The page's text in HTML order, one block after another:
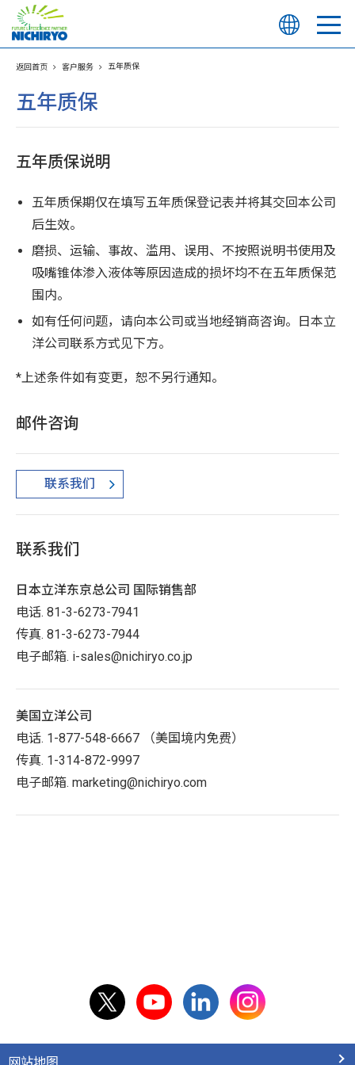
返回首页 客户服务 五年质保
五年质保
五年质保说明
五年质保期仅在填写五年质保登记表并将其交回本公司
后生效。
磨损、运输、事故、滥用、误用、不按照说明书使用及
吸嘴锥体渗入液体等原因造成的损坏均不在五年质保范
围内。
如有任何问题，请向本公司或当地经销商咨询。日本立
洋公司联系方式见下方。
*上述条件如有变更，恕不另行通知。
邮件咨询
联系我们
联系我们
日本立洋东京总公司 国际销售部
电话. 81-3-6273-7941
传真. 81-3-6273-7944
电子邮箱. i-sales@nichiryo.co.jp
美国立洋公司
电话. 1-877-548-6667 （美国境内免费）
传真. 1-314-872-9997
电子邮箱. marketing@nichiryo.com